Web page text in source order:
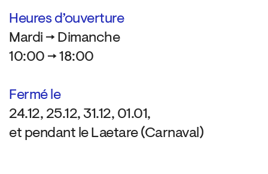
Heures d’ouverture
Mardi → Dimanche
10:00 → 18:00
Fermé le
24.12, 25.12, 31.12, 01.01,
et pendant le Laetare (Carnaval)